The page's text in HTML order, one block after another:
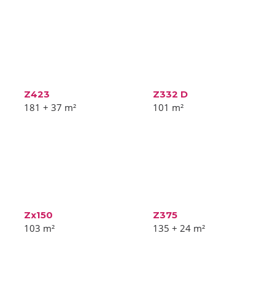
Z423
181 + 37 m²
Z332 D
101 m²
Zx150
103 m²
Z375
135 + 24 m²